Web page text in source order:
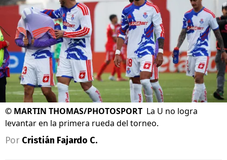
© MARTIN THOMAS/PHOTOSPORT La U no logra
levantar en la primera rueda del torneo.
Por Cristián Fajardo C.